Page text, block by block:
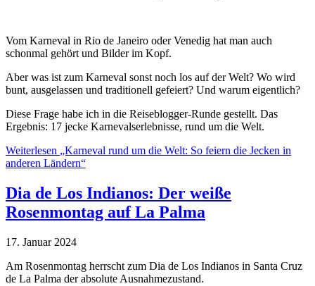
Vom Karneval in Rio de Janeiro oder Venedig hat man auch
schonmal gehört und Bilder im Kopf.
Aber was ist zum Karneval sonst noch los auf der Welt? Wo wird
bunt, ausgelassen und traditionell gefeiert? Und warum eigentlich?
Diese Frage habe ich in die Reiseblogger-Runde gestellt. Das
Ergebnis: 17 jecke Karnevalserlebnisse, rund um die Welt.
Weiterlesen „Karneval rund um die Welt: So feiern die Jecken in
anderen Ländern“
Dia de Los Indianos: Der weiße
Rosenmontag auf La Palma
17. Januar 2024
Am Rosenmontag herrscht zum Dia de Los Indianos in Santa Cruz
de La Palma der absolute Ausnahmezustand.